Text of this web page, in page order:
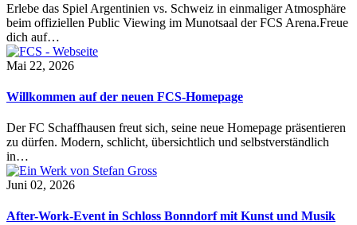
Erlebe das Spiel Argentinien vs. Schweiz in einmaliger Atmosphäre
beim offiziellen Public Viewing im Munotsaal der FCS Arena.Freue
dich auf…
Mai 22, 2026
Willkommen auf der neuen FCS-Homepage
Der FC Schaffhausen freut sich, seine neue Homepage präsentieren
zu dürfen. Modern, schlicht, übersichtlich und selbstverständlich
in…
Juni 02, 2026
After-Work-Event in Schloss Bonndorf mit Kunst und Musik